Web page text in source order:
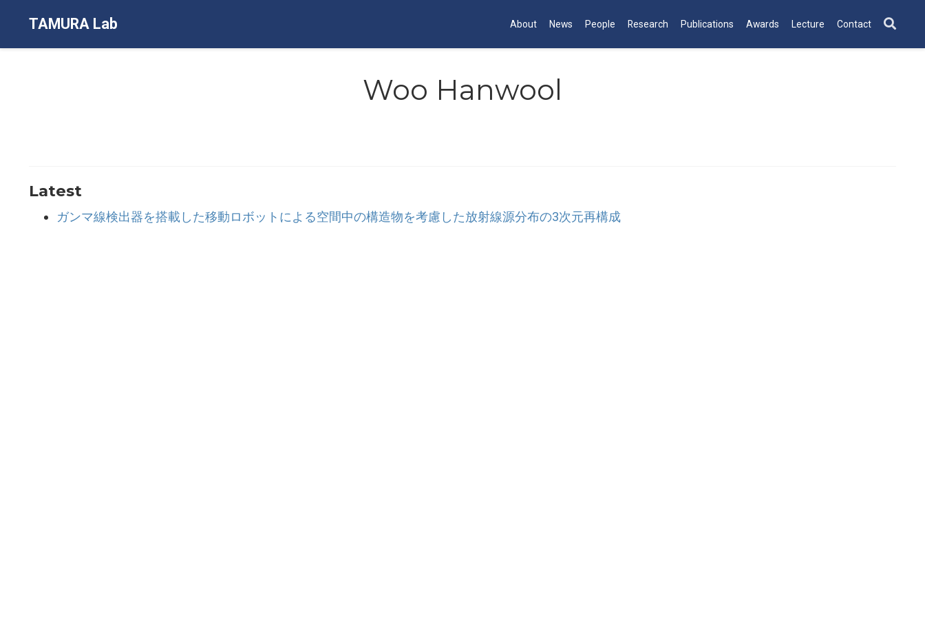
TAMURA Lab About News People Research Publications Awards Lecture Contact
Woo Hanwool
Latest
ガンマ線検出器を搭載した移動ロボットによる空間中の構造物を考慮した放射線源分布の3次元再構成